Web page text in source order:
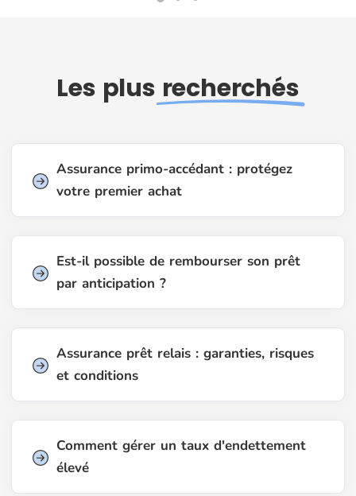
Les plus recherchés
Assurance primo-accédant : protégez
votre premier achat
Est-il possible de rembourser son prêt
par anticipation ?
Assurance prêt relais : garanties, risques
et conditions
Comment gérer un taux d'endettement
élevé